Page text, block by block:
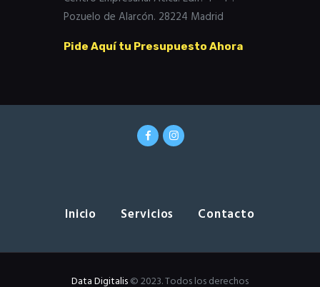
Pozuelo de Alarcón. 28224 Madrid
Pide Aquí tu Presupuesto Ahora
Inicio Servicios Contacto
Data Digitalis© 2023. Todos los derechos